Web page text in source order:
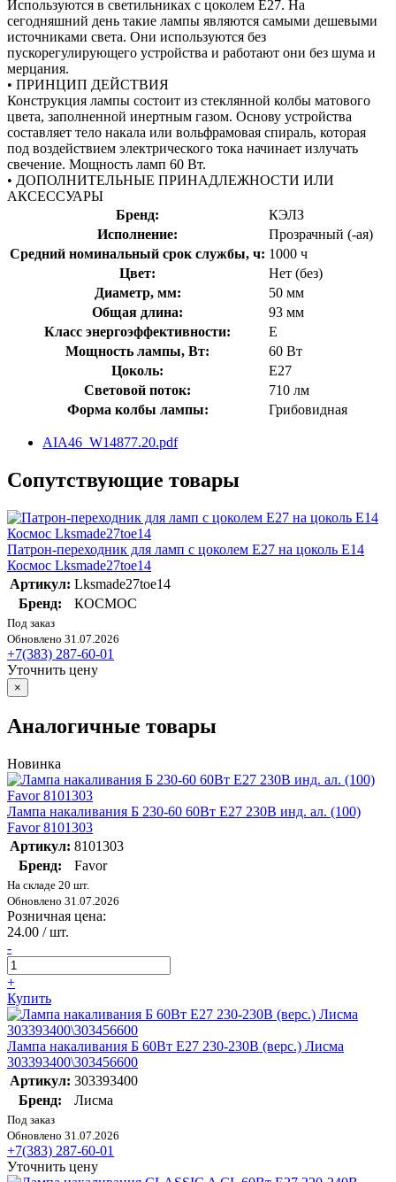
Используются в светильниках с цоколем Е27. На
сегодняшний день такие лампы являются самыми дешевыми
источниками света. Они используются без
пускорегулирующего устройства и работают они без шума и
мерцания.
• ПРИНЦИП ДЕЙСТВИЯ
Конструкция лампы состоит из стеклянной колбы матового
цвета, заполненной инертным газом. Основу устройства
составляет тело накала или вольфрамовая спираль, которая
под воздействием электрического тока начинает излучать
свечение. Мощность ламп 60 Вт.
• ДОПОЛНИТЕЛЬНЫЕ ПРИНАДЛЕЖНОСТИ ИЛИ
АКСЕССУАРЫ
Бренд:
КЭЛЗ
Исполнение:
Прозрачный (-ая)
Средний номинальный срок службы, ч: 1000 ч
Цвет:
Нет (без)
Диаметр, мм:
50 мм
Общая длина:
93 мм
Класс энергоэффективности:
E
Мощность лампы, Вт:
60 Вт
Цоколь:
E27
Световой поток:
710 лм
Форма колбы лампы:
Грибовидная
AIA46_W14877.20.pdf
Сопутствующие товары
Патрон-переходник для ламп с цоколем E27 на цоколь E14
Космос Lksmade27toe14
Артикул: Lksmade27toe14
Бренд:
КОСМОС
Под заказ
Обновлено 31.07.2026
+7(383) 287-60-01
Уточнить цену
×
Аналогичные товары
Новинка
Лампа накаливания Б 230-60 60Вт E27 230В инд. ал. (100)
Favor 8101303
Артикул: 8101303
Бренд:
Favor
На складе 20 шт.
Обновлено 31.07.2026
Розничная цена:
24.00 / шт.
-
+
Купить
Лампа накаливания Б 60Вт E27 230-230В (верс.) Лисма
303393400\303456600
Артикул: 303393400
Бренд:
Лисма
Под заказ
Обновлено 31.07.2026
+7(383) 287-60-01
Уточнить цену